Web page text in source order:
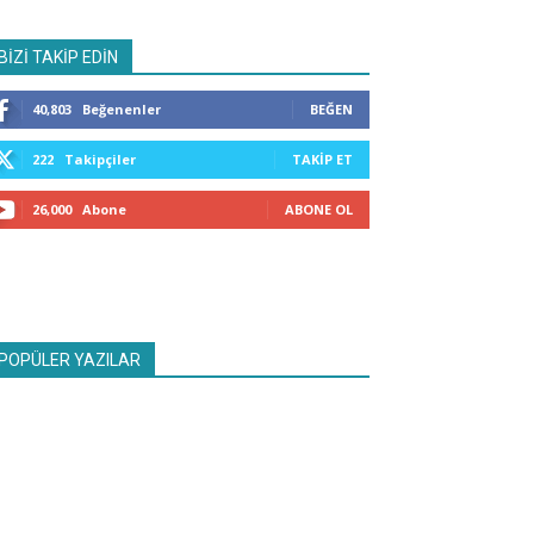
TAKİP EDİN
40,803 Beğenenler BEĞEN
222 Takipçiler TAKIP ET
26,000 Abone ABONE OL
YAZILAR